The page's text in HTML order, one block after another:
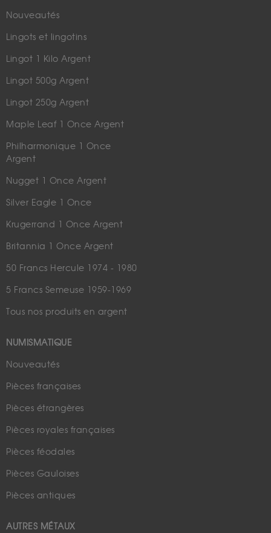
Nouveautés
Lingots et lingotins
Lingot 1 Kilo Argent
Lingot 500g Argent
Lingot 250g Argent
Maple Leaf 1 Once Argent
Philharmonique 1 Once
Argent
Nugget 1 Once Argent
Silver Eagle 1 Once
Krugerrand 1 Once Argent
Britannia 1 Once Argent
50 Francs Hercule 1974 - 1980
5 Francs Semeuse 1959-1969
Tous nos produits en argent
NUMISMATIQUE
Nouveautés
Pièces françaises
Pièces étrangères
Pièces royales françaises
Pièces féodales
Pièces Gauloises
Pièces antiques
AUTRES MÉTAUX